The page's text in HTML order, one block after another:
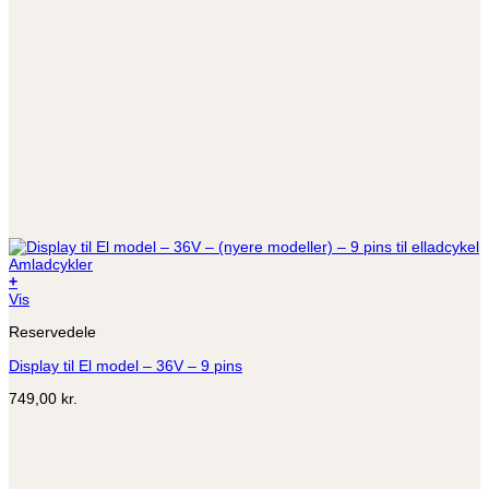
+
Vis
Reservedele
Display til El model – 36V – 9 pins
749,00 kr.